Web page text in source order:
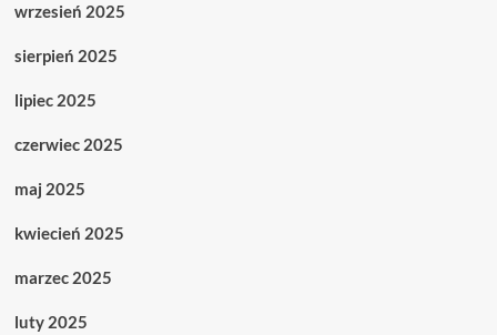
wrzesień 2025
sierpień 2025
lipiec 2025
czerwiec 2025
maj 2025
kwiecień 2025
marzec 2025
luty 2025